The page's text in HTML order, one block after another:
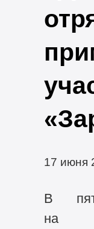
17 июня
В
на